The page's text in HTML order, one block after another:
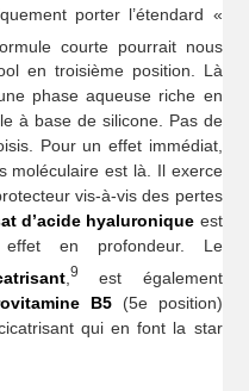
porter l’étendard «
courte pourrait nous
en troisième position. Là
phase aqueuse riche en
à base de silicone. Pas de
Pour un effet immédiat,
moléculaire est là. Il exerce
vis-à-vis des pertes
d’acide hyaluronique est
en profondeur. Le
, 9
est également
B5(5e position)
qui en font la star